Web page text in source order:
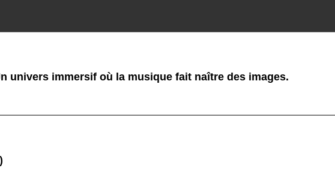
univers immersif où la musique fait naître des images.